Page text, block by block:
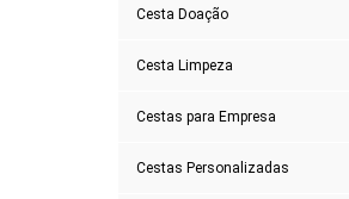
Cesta Doação
Cesta Limpeza
Cestas para Empresa
Cestas Personalizadas